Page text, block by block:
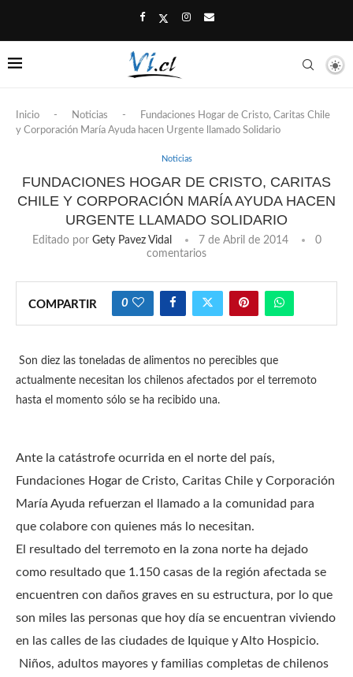
Inicio - Noticias -
Fundaciones Hogar de Cristo, Caritas Chile
y Corporación María Ayuda hacen Urgente llamado Solidario
Noticias
FUNDACIONES HOGAR DE CRISTO, CARITAS
CHILE Y CORPORACIÓN MARÍA AYUDA HACEN
URGENTE LLAMADO SOLIDARIO
Editado por Gety Pavez Vidal 7 de Abril de 2014
0
comentarios
COMPARTIR 0
Son diez las toneladas de alimentos no perecibles que
actualmente necesitan los chilenos afectados por el terremoto
hasta el momento sólo se ha recibido una.
Ante la catástrofe ocurrida en el norte del país,
Fundaciones Hogar de Cristo, Caritas Chile y Corporación
María Ayuda refuerzan el llamado a la comunidad para
que colabore con quienes más lo necesitan.
El resultado del terremoto en la zona norte ha dejado
como resultado que 1.150 casas de la región afectada se
encuentren con daños graves en su estructura, por lo que
son miles las personas que hoy día se encuentran viviendo
en las calles de las ciudades de Iquique y Alto Hospicio.
Niños, adultos mayores y familias completas de chilenos